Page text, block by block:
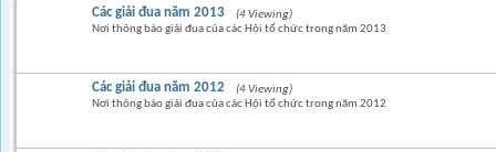
Các giải đua năm 2013
(4 Viewing)
Nơi thông báo giải đua của các Hội tổ chức trong năm 2013
Các giải đua năm 2012
(4 Viewing)
Nơi thông báo giải đua của các Hội tổ chức trong năm 2012